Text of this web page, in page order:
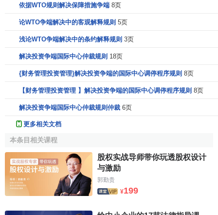
方的成员。如DSB管理一诸边贸易协定的争端解决规定，则
只有属该协定参加方的成员方可参与DSB就该争端所作出的
用协定规定有下有关的争端的进展情况。
行使职能。
DSB应经协商一致作出决定。①
1．各成员确认遵守迄今为止根据GATT1947第22条和第
23条实施的管理争端的原则，及在此进一步详述和修改的规
则和程序。
依据WTO规则解决保障措施争端 8页
论WTO争端解决中的客观解释规则 5页
浅论WTO争端解决中的条约解释规则 3页
解决投资争端国际中心仲裁规则 18页
{财务管理投资管理}解决投资争端的国际中心调停程序规则 8页
【财务管理投资管理 】解决投资争端的国际中心调停程序规则 8页
解决投资争端国际中心仲裁规则仲裁 6页
更多相关文档
本条目相关课程
股权实战导师带你玩透股权设计
与激励
郭勤贵
¥199